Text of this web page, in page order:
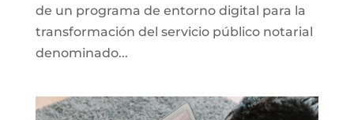
de un programa de entorno digital para la
transformación del servicio público notarial
denominado...